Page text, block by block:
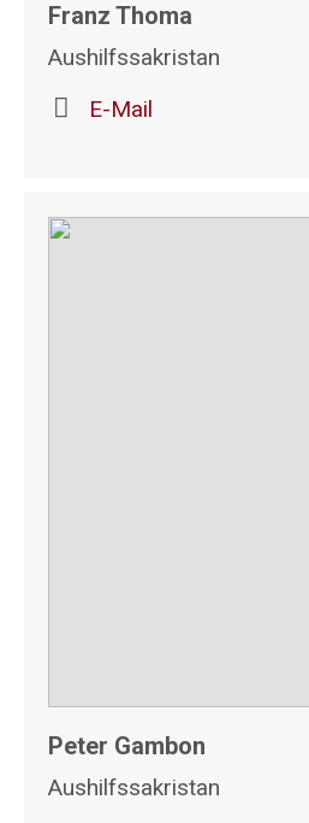
Franz Thoma
Aushilfssakristan
E-Mail
Peter Gambon
Aushilfssakristan